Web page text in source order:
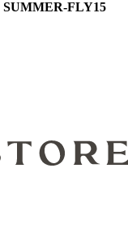
SUMMER-FLY15